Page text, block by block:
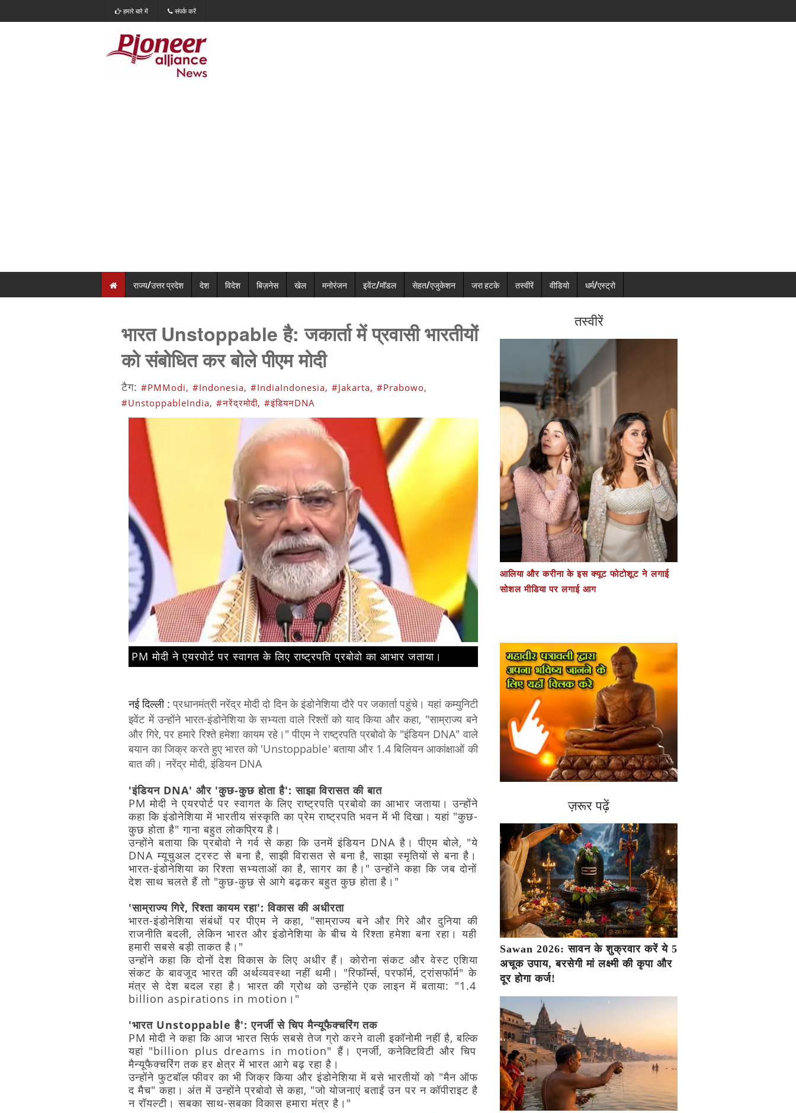
हमारे बारे में संपर्क करें
राज्य/उत्तर प्रदेश देश विदेश बिज़नेस खेल मनोरंजन इवेंट/मॉडल सेहत/एजुकेशन जरा हटके तस्वीरें वीडियो धर्म/एस्ट्रो
भारत Unstoppable है: जकार्ता में प्रवासी भारतीयों
को संबोधित कर बोले पीएम मोदी
टैग: #PMModi, #Indonesia, #IndiaIndonesia, #Jakarta, #Prabowo,
#UnstoppableIndia, #नरेंद्रमोदी, #इंडियनDNA
PM मोदी ने एयरपोर्ट पर स्वागत के लिए राष्ट्रपति प्रबोवो का आभार जताया।
नई दिल्ली :प्रधानमंत्रीनरेंद्रमोदीदोदिनकेइंडोनेशियादौरे परजकार्तापहुंचे। यहांकम्युनिटी
इवेंटमेंउन्होंनेभारत-इंडोनेशियाकेसभ्यतावाले रिश्तोंकोयादकियाऔरकहा, "साम्राज्यबने
और गिरे, पर हमारे रिश्तेहमेशाकायमरहे।" पीएमनेराष्ट्रपतिप्रबोवोके"इंडियनDNA" वाले
बयानकाजिक्रकरतेहुए भारतको'Unstoppable' बतायाऔर1.4बिलियनआकांक्षाओंकी
बातकी।नरेंद्रमोदी,इंडियन DNA
'इंडियनDNA' और 'कुछ-कुछ होता है': साझा विरासत की बात
PM मोदी नेएयरपोर्टपर स्वागतकेलिए राष्ट्रपति प्रबोवोका आभार जताया। उन्होंने
कहा कि इंडोनेशिया में भारतीय संस्कृति का प्रेम राष्ट्रपति भवन में भी दिखा। यहां "कुछ-
कुछ होता है" गाना बहुत लोकप्रिय है।
उन्होंने बताया किप्रबोवो ने गर्व से कहा किउनमें इंडियन DNAहै। पीएम बोले, "ये
DNA म्यूचुअल ट्रस्ट सेबनाहै, साझीविरासत से बनाहै, साझास्मृतियोंसे बनाहै।
भारत-इंडोनेशिया कारिश्ता सभ्यताओं काहै, सागर का है।" उन्होंने कहा किजब दोनों
देश साथ चलते हैं तो "कुछ-कुछ से आगे बढ़कर बहुत कुछ होता है।"
'साम्राज्य गिरे, रिश्ता कायमरहा': विकास की अधीरता
भारत-इंडोनेशिया संबंधों पर पीएमने कहा, "साम्राज्यबनेऔर गिरे और दुनियाकी
राजनीति बदली, लेकिनभारतऔर इंडोनेशिया केबीच ये रिश्ताहमेशाबना रहा। यही
हमारी सबसे बड़ी ताकत है।"
उन्होंने कहाकि दोनोंदेश विकासके लिए अधीर हैं। कोरोनासंकट और वेस्टएशिया
संकट के बावजूद भारत की अर्थव्यवस्था नहींथमी। "रिफॉर्म्स, परफॉर्म, ट्रांसफॉर्म" के
मंत्र से देश बदल रहा है। भारतकी ग्रोथ कोउन्होंने एक लाइनमें बताया: "1.4
billion aspirations in motion।"
'भारत Unstoppable है': एनर्जीसे चिप मैन्यूफैक्चरिंगतक
PM मोदी ने कहा किआज भारतसिर्फसबसे तेज ग्रो करने वालीइकॉनोमीनहींहै, बल्कि
यहां "billion plus dreams in motion" हैं। एनर्जी, कनेक्टिविटीऔर चिप
मैन्यूफैक्चरिंग तक हर क्षेत्र में भारत आगे बढ़ रहा है।
उन्होंने फुटबॉल फीवर काभी जिक्र किया और इंडोनेशियामें बसेभारतीयों को"मैनऑफ
द मैच" कहा। अंत में उन्होंनेप्रबोवोसेकहा, "जो योजनाएं बताईंउन पर नकॉपीराइटहै
न रॉयल्टी। सबका साथ-सबका विकास हमारा मंत्र है।"
तस्वीरें
आलिया और करीना के इस क्यूट फोटोशूट ने लगाई
सोशल मीडिया पर लगाई आग
ज़रूर पढ़ें
Sawan 2026: सावन के शुक्रवार करें ये 5
अचूक उपाय, बरसेगी मां लक्ष्मी की कृपा और
दूर होगा कर्ज!